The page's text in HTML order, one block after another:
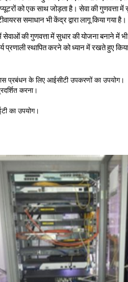
को एक साथ जोड़ता है। सेवा की
समाधान भी केंद्र द्वारा लागू किया गया है।
की गुणवत्ता में सुधार की योजना बनाने
प्रणाली स्थापित करने को ध्यान में रखते हुए
के लिए आईसीटी उपकरणों का उपयोग।
करना।
का उपयोग।